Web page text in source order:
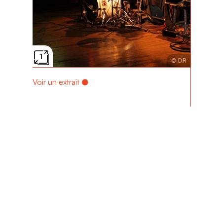
1 © DR
Voir un extrait